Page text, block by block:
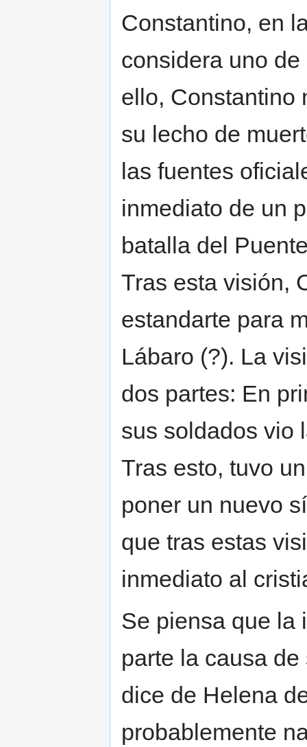
Constantino, en
considera uno
ello, Constantino
su lecho de
las fuentes
inmediato de un
batalla del
Tras esta visión,
estandarte para
Lábaro (?). La
dos partes: En
sus soldados vio
Tras esto, tuvo
poner un nuevo
que tras estas
inmediato al
Se piensa que la
parte la causa
dice de Helena
probablemente